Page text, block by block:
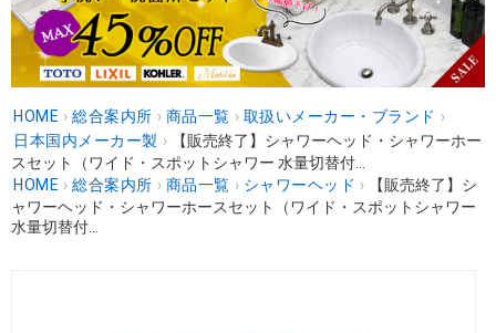
HOME › 総合案内所 › 商品一覧 › 取扱いメーカー・ブランド ›
日本国内メーカー製 ›
【販売終了】シャワーヘッド・シャワーホー
スセット（ワイド・スポットシャワー 水量切替付...
HOME › 総合案内所 › 商品一覧 › シャワーヘッド ›
【販売終了】シ
ャワーヘッド・シャワーホースセット（ワイド・スポットシャワー
水量切替付...